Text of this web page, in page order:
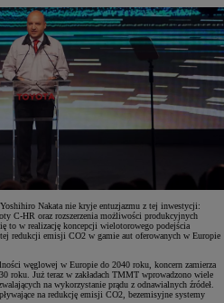
Nakata nie kryje entuzjazmu z tej inwestycji:
C-HR oraz rozszerzenia możliwości produkcyjnych
to w realizację koncepcji wielotorowego podejścia
redukcji emisji CO2 w gamie aut oferowanych w Europie
węglowej w Europie do 2040 roku, koncern zamierza
roku. Już teraz w zakładach TMMT wprowadzono wiele
na wykorzystanie prądu z odnawialnych źródeł.
na redukcję emisji CO2, bezemisyjne systemy